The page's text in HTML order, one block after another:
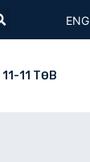
Search
ENG
11-11 ТӨВ